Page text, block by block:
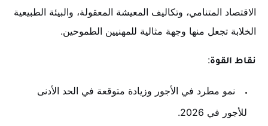
الاقتصاد المتنامي، وتكاليف المعيشة المعقولة، والبيئة الطبيعية
الخلابة تجعل منها وجهة مثالية للمهنيين الطموحين.
نقاط القوة:
نمو مطرد في الأجور وزيادة متوقعة في الحد الأدنى
للأجور في 2026.